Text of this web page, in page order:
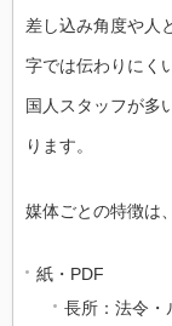
差し込み角度や人
字では伝わりにく
国人スタッフが多
ります。
媒体ごとの特徴は
紙・PDF
長所：法令・